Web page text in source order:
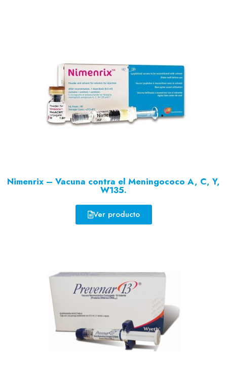
Nimenrix – Vacuna contra el Meningococo A, C, Y,
W135.
Ver producto